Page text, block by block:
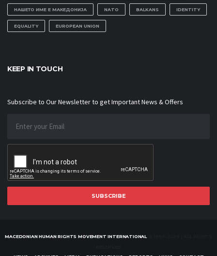
НАШЕТО ИМЕ Е МАКЕДОНИЈА NATO BALKANS IDENTITY
EQUALITY EUROPEAN UNION
KEEP IN TOUCH
Subscribe to Our Newsletter to get Important News & Offers
SUBSCRIBE
MACEDONIAN HUMAN RIGHTS MOVEMENT INTERNATIONAL